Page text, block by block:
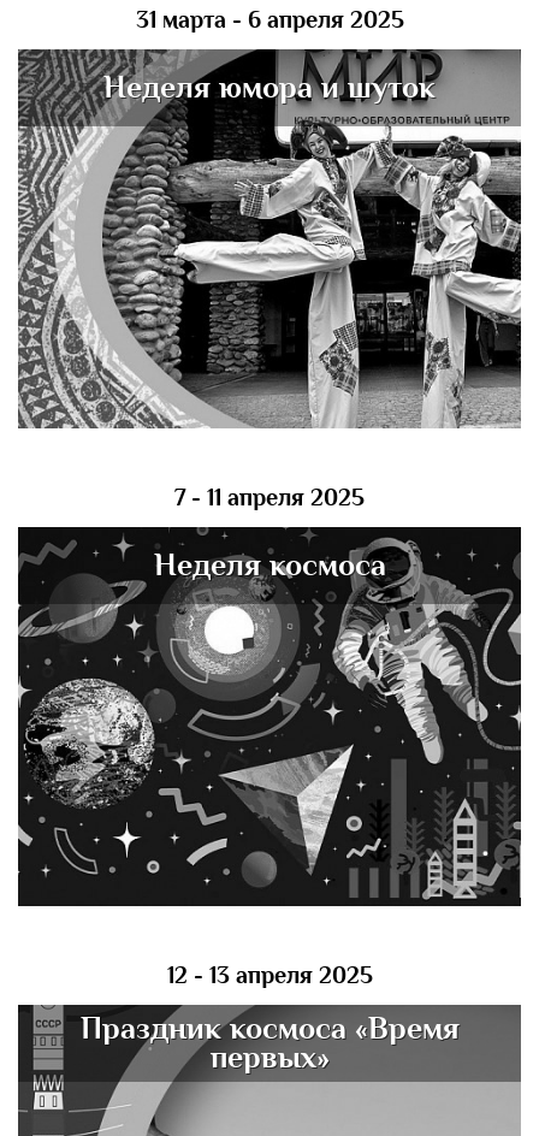
31 марта - 6 апреля 2025
Неделя юмора и шуток
7 - 11 апреля 2025
Неделя космоса
12 - 13 апреля 2025
Праздник космоса «Время
первых»